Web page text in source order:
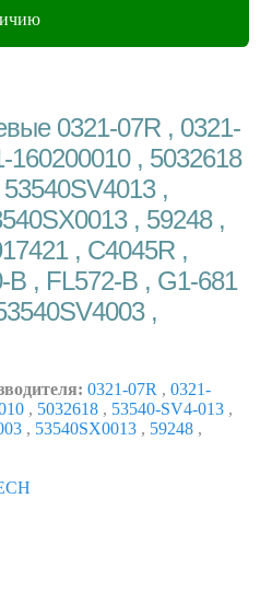
0321-07R , 0321-
160200010 , 5032618
,
, 59248 ,
, C4045R ,
, FL572-B , G1-681
,
0321-07R , 0321-
, 5032618 , 53540-SV4-013 ,
, 53540SX0013 , 59248 ,